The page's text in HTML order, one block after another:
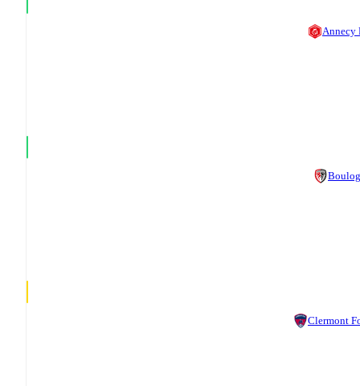
Annecy
Clermont